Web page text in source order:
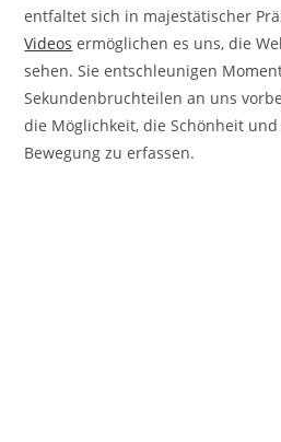
entfaltet sich in majestätischer
Videos ermöglichen es uns, die
sehen. Sie entschleunigen
Sekundenbruchteilen an uns
die Möglichkeit, die Schönheit
Bewegung zu erfassen.